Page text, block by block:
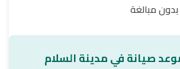
بدون مبالغة
صيانة في مدينة السلام